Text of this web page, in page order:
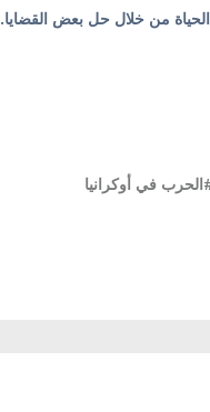
من خلال حل بعض القضايا.
في أوكرانيا